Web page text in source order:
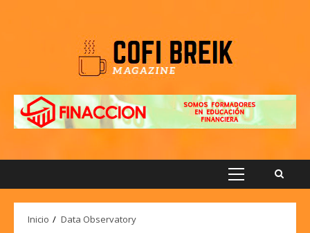
Menú
Inicio Data Observatory